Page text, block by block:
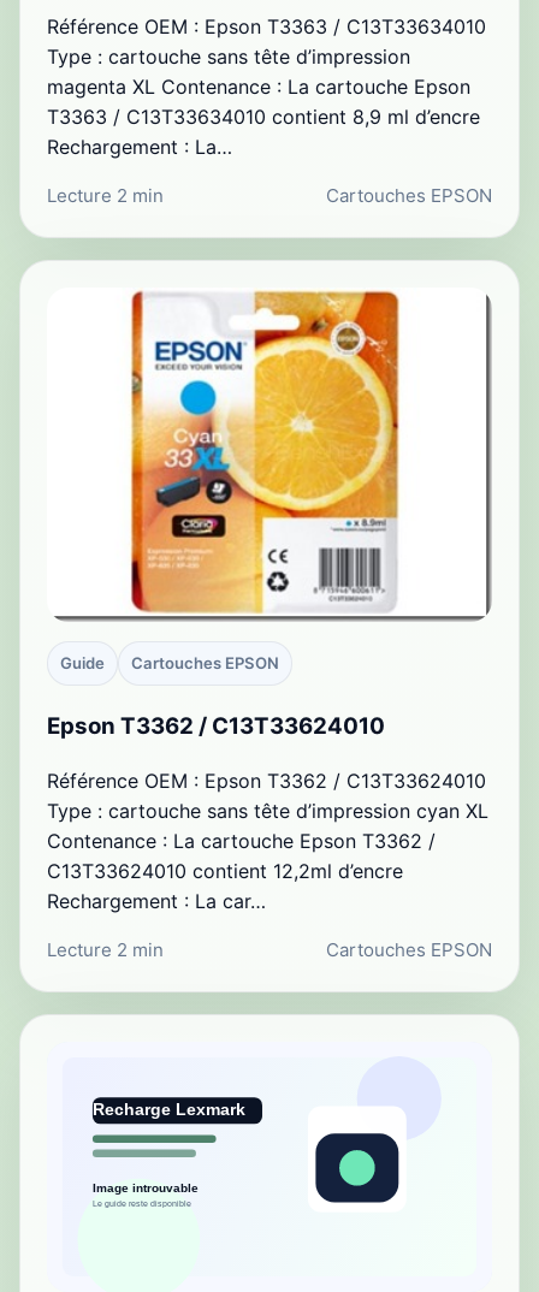
Référence OEM : Epson T3363 / C13T33634010
Type : cartouche sans tête d’impression
magenta XL Contenance : La cartouche Epson
T3363 / C13T33634010 contient 8,9 ml d’encre
Rechargement : La…
Lecture 2 min Cartouches EPSON
Guide Cartouches EPSON
Epson T3362 / C13T33624010
Référence OEM : Epson T3362 / C13T33624010
Type : cartouche sans tête d’impression cyan XL
Contenance : La cartouche Epson T3362 /
C13T33624010 contient 12,2ml d’encre
Rechargement : La car…
Lecture 2 min Cartouches EPSON